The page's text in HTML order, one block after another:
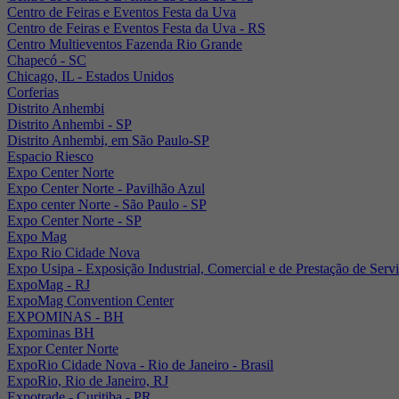
Centro de Feiras e Eventos Festa da Uva
Centro de Feiras e Eventos Festa da Uva - RS
Centro Multieventos Fazenda Rio Grande
Chapecó - SC
Chicago, IL - Estados Unidos
Corferias
Distrito Anhembi
Distrito Anhembi - SP
Distrito Anhembi, em São Paulo-SP
Espacio Riesco
Expo Center Norte
Expo Center Norte - Pavilhão Azul
Expo center Norte - São Paulo - SP
Expo Center Norte - SP
Expo Mag
Expo Rio Cidade Nova
Expo Usipa - Exposição Industrial, Comercial e de Prestação de
ExpoMag - RJ
ExpoMag Convention Center
EXPOMINAS - BH
Expominas BH
Expor Center Norte
ExpoRio Cidade Nova - Rio de Janeiro - Brasil
ExpoRio, Rio de Janeiro, RJ